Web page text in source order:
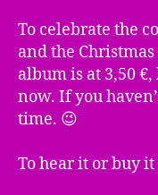
To celebrate the
and the
album is at 3,50
now. If you
time. 😉
To hear it or buy